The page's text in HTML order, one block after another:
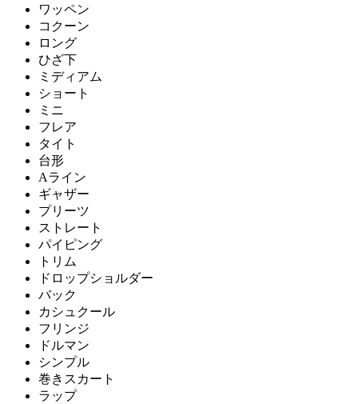
ワッペン
コクーン
ロング
ひざ下
ミディアム
ショート
ミニ
フレア
タイト
台形
Aライン
ギャザー
プリーツ
ストレート
パイピング
トリム
ドロップショルダー
バック
カシュクール
フリンジ
ドルマン
シンプル
巻きスカート
ラップ